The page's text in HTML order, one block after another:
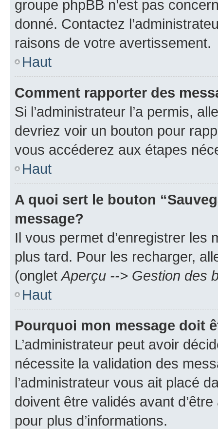
groupe phpBB n’est pas
donné. Contactez
raisons de votre avertissement.
Haut
Comment rapporter des
Si l’administrateur l’a permis,
devriez voir un bouton pour
vous accéderez aux étapes
Haut
A quoi sert le bouton
message?
Il vous permet d’enregistrer
plus tard. Pour les recharger,
(onglet Aperçu --> Gestion des
Haut
Pourquoi mon message doit
L’administrateur peut avoir
nécessite la validation des
l’administrateur vous ait placé
doivent être validés avant
pour plus d’informations.